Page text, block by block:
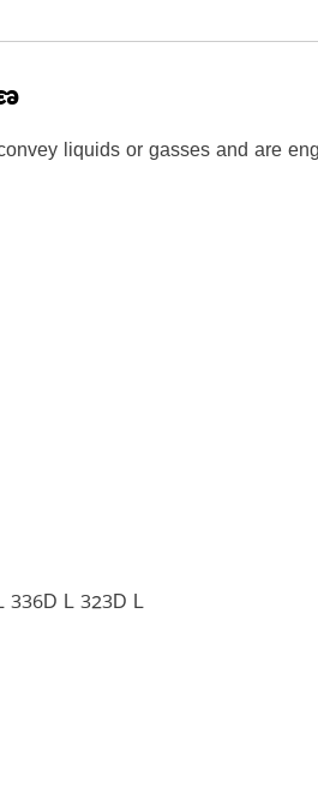
liquids or gasses and are
336D L 323D L